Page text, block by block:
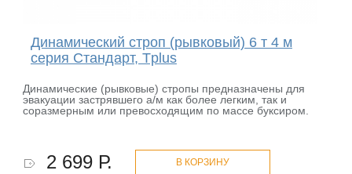
Динамический строп (рывковый) 6 т 4 м
серия Стандарт, Tplus
Динамические (рывковые) стропы предназначены для
эвакуации застрявшего а/м как более легким, так и
соразмерным или превосходящим по массе буксиром.
2 699 Р. В КОРЗИНУ